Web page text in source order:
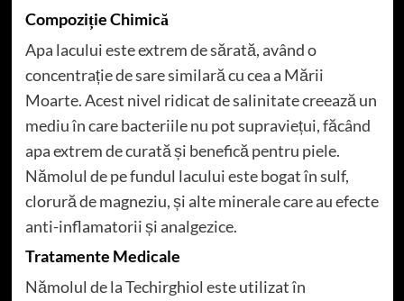
Compoziție Chimică
Apa lacului este extrem de sărată, având o
concentrație de sare similară cu cea a Mării
Moarte. Acest nivel ridicat de salinitate creează un
mediu în care bacteriile nu pot supraviețui, făcând
apa extrem de curată și benefică pentru piele.
Nămolul de pe fundul lacului este bogat în sulf,
clorură de magneziu, și alte minerale care au efecte
anti-inflamatorii și analgezice.
Tratamente Medicale
Nămolul de la Techirghiol este utilizat în